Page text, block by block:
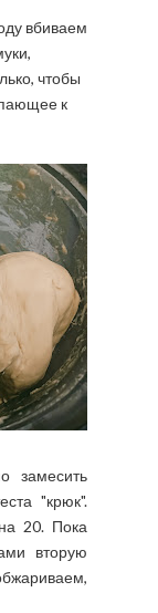
вбиваем
чтобы
к
замесить
"крюк".
20. Пока
вторую